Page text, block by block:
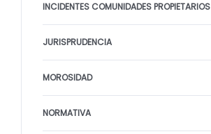
INCIDENTES COMUNIDADES PROPIETARIOS
JURISPRUDENCIA
MOROSIDAD
NORMATIVA